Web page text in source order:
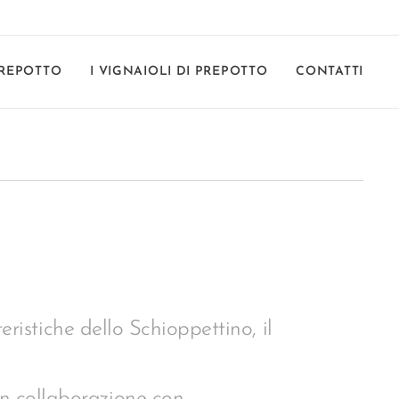
I VIGNAIOLI DI PREPOTTO CONTATTI
dello Schioppettino, il